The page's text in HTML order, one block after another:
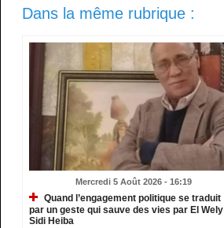
Dans la même rubrique :
Mercredi 5 Août 2026 - 16:19
Quand l’engagement politique se traduit
par un geste qui sauve des vies par El Wely
Sidi Heiba